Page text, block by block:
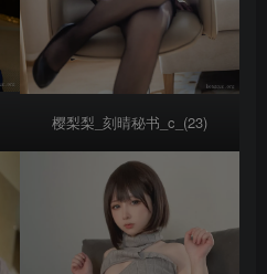
樱梨梨_刻晴秘书_c_(23)